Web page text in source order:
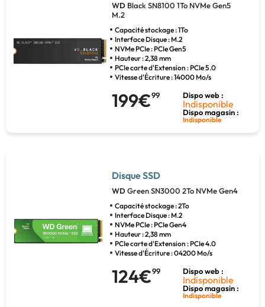
WD Black SN8100 1To NVMe Gen5
M.2
Capacité stockage : 1To
Interface Disque : M.2
NVMe PCIe : PCIe Gen5
Hauteur : 2,38 mm
PCIe carte d'Extension : PCIe 5.0
Vitesse d'Écriture : 14000 Mo/s
199€99 Dispo web :
Indisponible
Dispo magasin :
Indisponible
Disque SSD
WDGreen SN3000 2To NVMe Gen4
Capacité stockage : 2To
Interface Disque : M.2
NVMe PCIe : PCIe Gen4
Hauteur : 2,38 mm
PCIe carte d'Extension : PCIe 4.0
Vitesse d'Écriture : 04200 Mo/s
124€99 Dispo web :
Indisponible
Dispo magasin :
Indisponible